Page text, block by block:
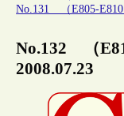
No.131 （E805-E810
No.132 （
2008.07.23